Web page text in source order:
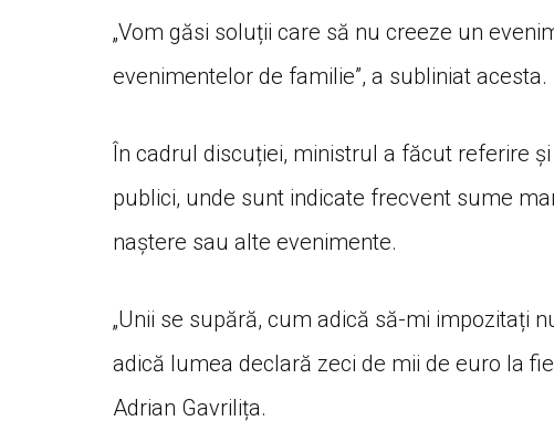
„Vom găsi soluții care să nu creeze un
evenimentelor de familie”, a subliniat acesta.
În cadrul discuției, ministrul a făcut referire
publici, unde sunt indicate frecvent sume
naștere sau alte evenimente.
„Unii se supără, cum adică să-mi impozitați
adică lumea declară zeci de mii de euro la
Adrian Gavrilița.